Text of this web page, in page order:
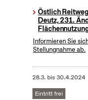
Östlich
Deutz, 231.
Informieren Sie
Stellungnahme ab.
28.3. bis30.4.2024
Eintritt frei